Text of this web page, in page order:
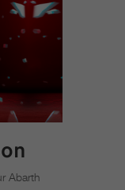
Abarth